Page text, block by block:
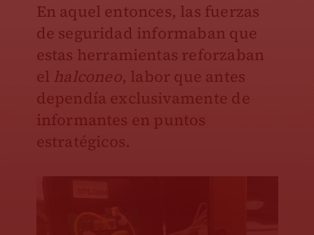
En aquel entonces, las fuerzas
de seguridad informaban que
estas herramientas reforzaban
el halconeo, labor que antes
dependía exclusivamente de
informantes en puntos
estratégicos.